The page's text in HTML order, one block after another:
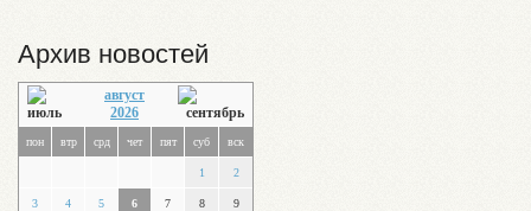
Архив новостей
август
2026
пон втр срд чет пят суб вск
1 2
3 4 5 6 7 8 9